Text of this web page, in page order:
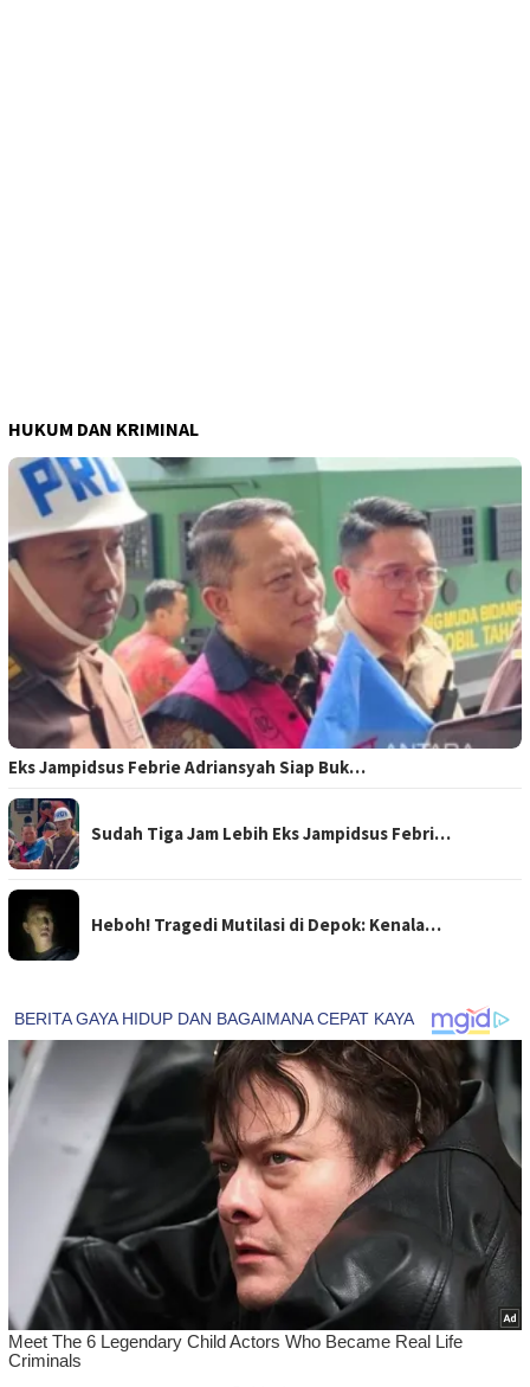
HUKUM DAN KRIMINAL
Eks Jampidsus Febrie Adriansyah Siap Buk…
Sudah Tiga Jam Lebih Eks Jampidsus Febri…
Heboh! Tragedi Mutilasi di Depok: Kenala…